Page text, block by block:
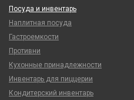
Посуда и инвентарь
Наплитная посуда
Гастроемкости
Противни
Кухонные принадлежности
Инвентарь для пиццерии
Кондитерский инвентарь